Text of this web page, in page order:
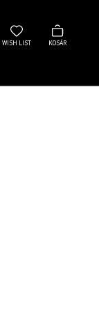
WISH LIST
Wish
list
KOSÁR
Kosár